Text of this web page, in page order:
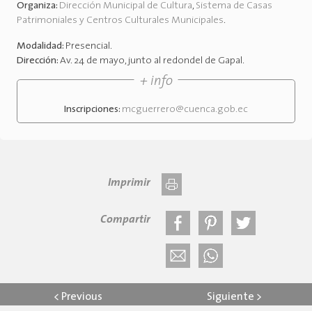
Organiza: Dirección Municipal de Cultura, Sistema de Casas
Patrimoniales y Centros Culturales Municipales.
Modalidad: Presencial.
Dirección: Av. 24 de mayo, junto al redondel de Gapal.
+ info
Inscripciones: mcguerrero@cuenca.gob.ec
Imprimir
Compartir
< Previous Siguiente >